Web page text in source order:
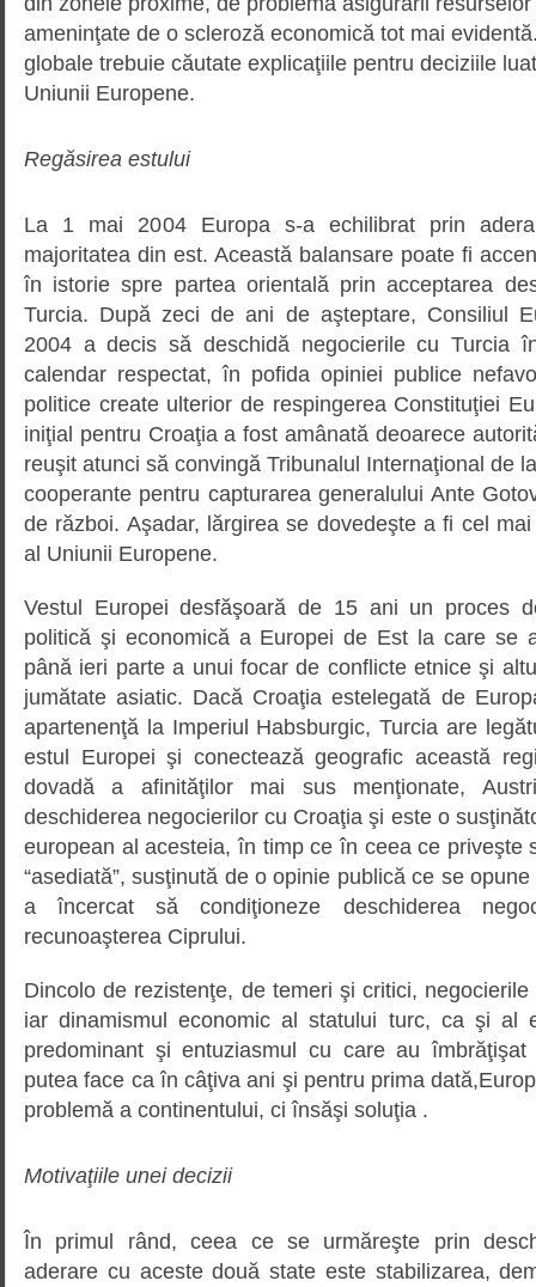
ameninţate de o scleroză economică tot mai
globale trebuie căutate explicaţiile pentru deciziile
Uniunii Europene.
Regăsirea estului
La 1 mai 2004 Europa s-a echilibrat prin
majoritatea din est. Această balansare poate fi
în istorie spre partea orientală prin acceptarea
Turcia. După zeci de ani de aşteptare, Consiliul
2004 a decis să deschidă negocierile cu Turcia
calendar respectat, în pofida opiniei publice
politice create ulterior de respingerea Constituţiei
iniţial pentru Croaţia a fost amânată deoarece
reuşit atunci să convingă Tribunalul Internaţional de
cooperante pentru capturarea generalului Ante
de război. Aşadar, lărgirea se dovedeşte a fi cel
al Uniunii Europene.
Vestul Europei desfăşoară de 15 ani un proces
politică şi economică a Europei de Est la care se
până ieri parte a unui focar de conflicte etnice şi
jumătate asiatic. Dacă Croaţia estelegată de
apartenenţă la Imperiul Habsburgic, Turcia are
estul Europei şi conectează geografic această
dovadă a afinităţilor mai sus menţionate,
deschiderea negocierilor cu Croaţia şi este o
european al acesteia, în timp ce în ceea ce priveşte
“asediată”, susţinută de o opinie publică ce se
a încercat să condiţioneze deschiderea
recunoaşterea Ciprului.
Dincolo de rezistenţe, de temeri şi critici,
iar dinamismul economic al statului turc, ca şi al
predominant şi entuziasmul cu care au
putea face ca în câţiva ani şi pentru prima
problemă a continentului, ci însăşi soluţia .
Motivaţiile unei decizii
În primul rând, ceea ce se urmăreşte prin
aderare cu aceste două state este stabilizarea,